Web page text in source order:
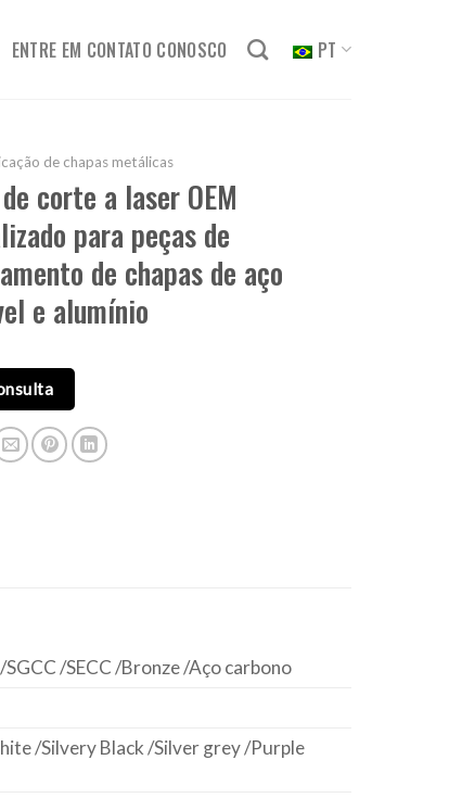
ENTRE EM CONTATO CONOSCO PT
de chapas metálicas
corte a laser OEM
para peças de
de chapas de aço
e alumínio
/SECC /Bronze /Aço carbono
/Silvery Black /Silver grey /Purple